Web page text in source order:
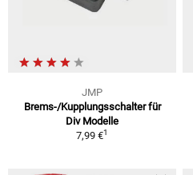
JMP
Brems-/Kupplungsschalter für
Div Modelle
7,99 €1